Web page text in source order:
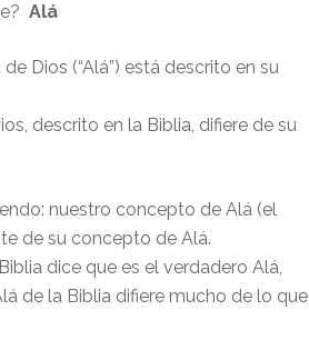
Alá
Dios (“Alá”) está descrito en su
descrito en la Biblia, difiere de su
nuestro concepto de Alá (el
de su concepto de Alá.
dice que es el verdadero Alá,
de la Biblia difiere mucho de lo que